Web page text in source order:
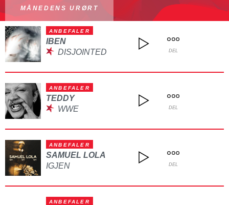
MÅNEDENS URØRT
ANBEFALER
IBEN
DISJOINTED
DEL
ANBEFALER
TEDDY
WWE
DEL
ANBEFALER
SAMUEL LOLA
IGJEN
DEL
ANBEFALER